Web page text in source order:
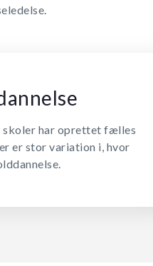
skoler har oprettet fælles
er stor variation i, hvor